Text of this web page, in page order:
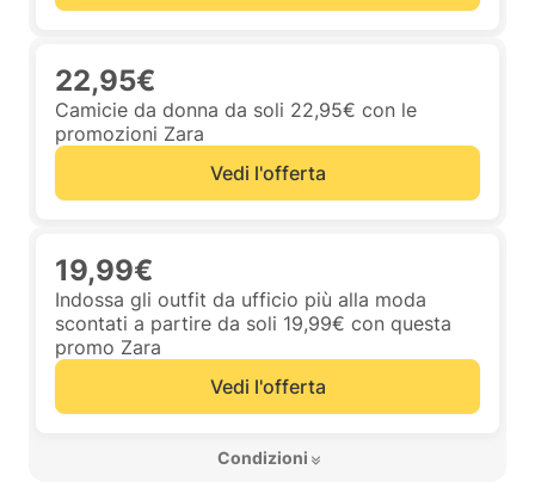
22,95€
Camicie da donna da soli 22,95€ con le
promozioni Zara
Vedi l'offerta
19,99€
Indossa gli outfit da ufficio più alla moda
scontati a partire da soli 19,99€ con questa
promo Zara
Vedi l'offerta
Condizioni